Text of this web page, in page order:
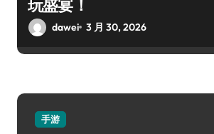
玩盛宴！
dawei 3 月 30, 2026
手游